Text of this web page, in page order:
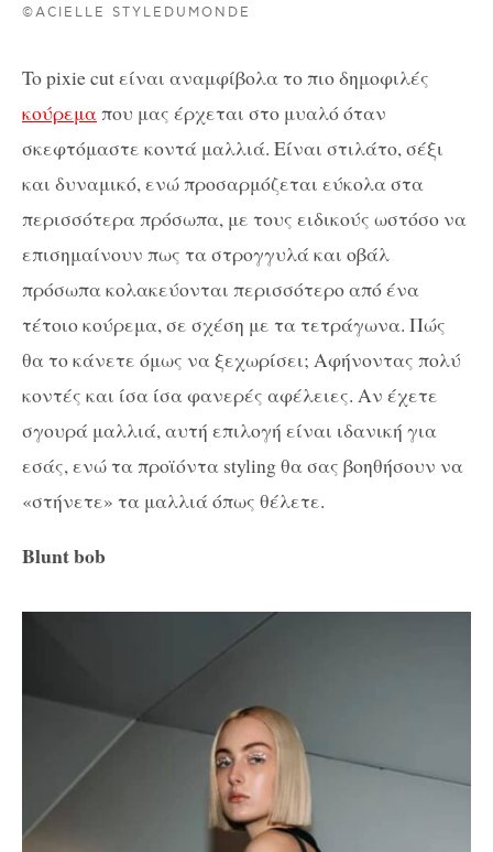
©ACIELLE STYLEDUMONDE
To pixie cut είναι αναμφίβολα το πιο δημοφιλές
κούρεμαπου μας έρχεται στο μυαλό όταν
σκεφτόμαστε κοντά μαλλιά. Είναι στιλάτο, σέξι
και δυναμικό, ενώ προσαρμόζεται εύκολα στα
περισσότερα πρόσωπα, με τους ειδικούς ωστόσο να
επισημαίνουν πως τα στρογγυλά και οβάλ
πρόσωπα κολακεύονται περισσότερο από ένα
τέτοιο κούρεμα, σε σχέση με τα τετράγωνα. Πώς
θα το κάνετε όμως να ξεχωρίσει; Αφήνοντας πολύ
κοντές και ίσα ίσα φανερές αφέλειες. Αν έχετε
σγουρά μαλλιά, αυτή επιλογή είναι ιδανική για
εσάς, ενώ τα προϊόντα styling θα σας βοηθήσουν να
«στήνετε» τα μαλλιά όπως θέλετε.
Blunt bob